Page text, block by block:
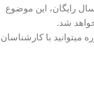
رایگان، این موضوع
شد.
میتوانید با کارشناسان